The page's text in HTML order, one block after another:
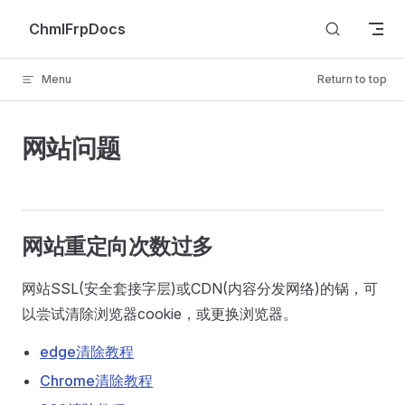
Skip to content
ChmlFrpDocs
Menu Return to top
网站问题
网站重定向次数过多
网站SSL(安全套接字层)或CDN(内容分发网络)的锅，可
以尝试清除浏览器cookie，或更换浏览器。
edge清除教程
Chrome清除教程